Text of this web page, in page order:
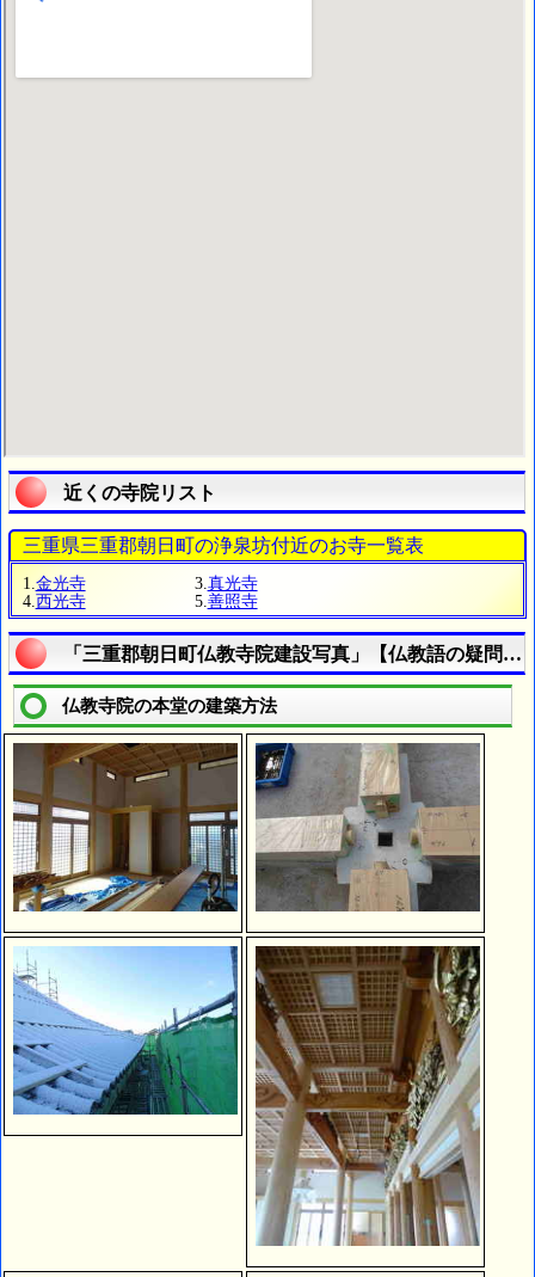
近くの寺院リスト
三重県三重郡朝日町の浄泉坊付近のお寺一覧表
1. 金光寺 3. 真光寺
4. 西光寺 5. 善照寺
「三重郡朝日町仏教寺院建設写真」【仏教語の疑問に
仏教寺院の本堂の建築方法